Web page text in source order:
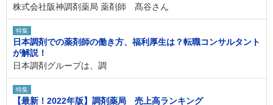
株式会社阪神調剤薬局 薬剤師 髙谷さん
特集
日本調剤での薬剤師の働き方、福利厚生は？転職コンサルタント
が解説！
日本調剤グループは、調
特集
【最新！2022年版】調剤薬局 売上高ランキング